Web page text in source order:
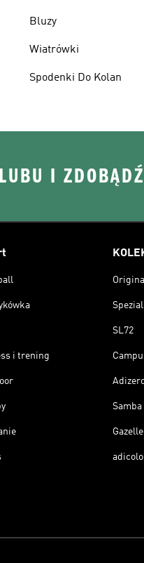
Bluzy
Wiatrówki
Spodenki Do Kolan
I
i trening
Spezial
SL72
Samba
Gazelle